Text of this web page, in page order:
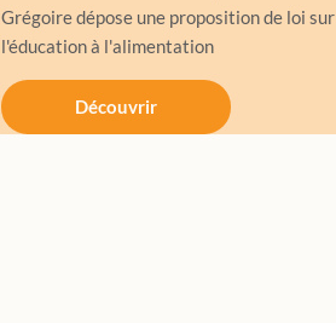
Grégoire dépose une proposition de loi sur
l'éducation à l'alimentation
Découvrir